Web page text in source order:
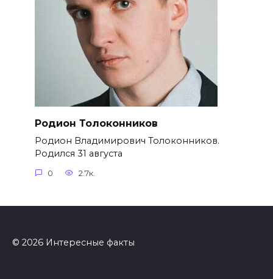
Родион Толоконников
Родион Владимирович Толоконников.
Родился 31 августа
0 2.7к.
© 2026 Интересные факты